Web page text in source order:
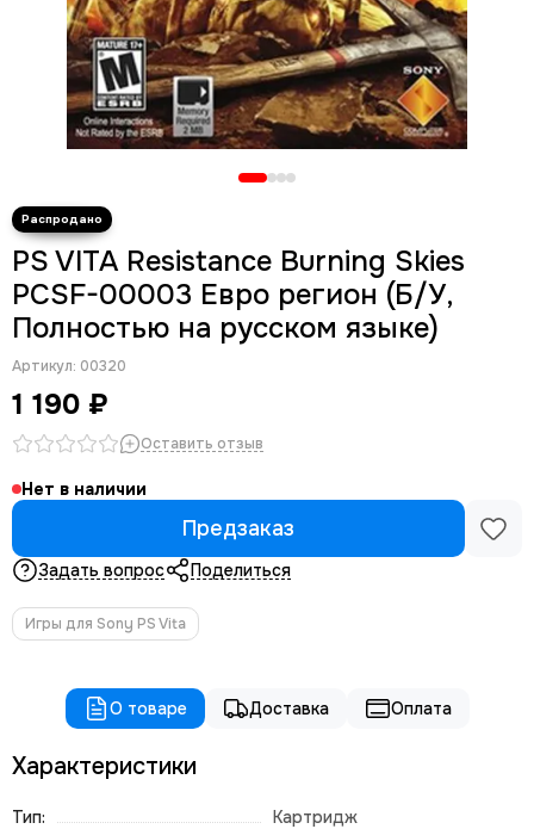
PS VITA Resistance Burning Skies
PCSF-00003 Евро регион (Б/У,
Полностью на русском языке)
Артикул: 00320
1 190 ₽
Оставить отзыв
Нет в наличии
Предзаказ
Задать вопрос Поделиться
Игры для Sony PS Vita
О товаре Доставка Оплата
Характеристики
Тип:
Картридж